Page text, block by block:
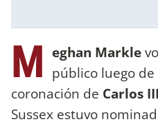
M eghan Markle
público luego
coronación de Carlos III
Sussex estuvo